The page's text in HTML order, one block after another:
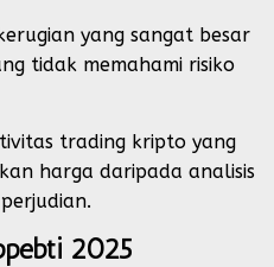
yang sangat besar
tidak memahami risiko
trading kripto yang
harga daripada analisis
2025